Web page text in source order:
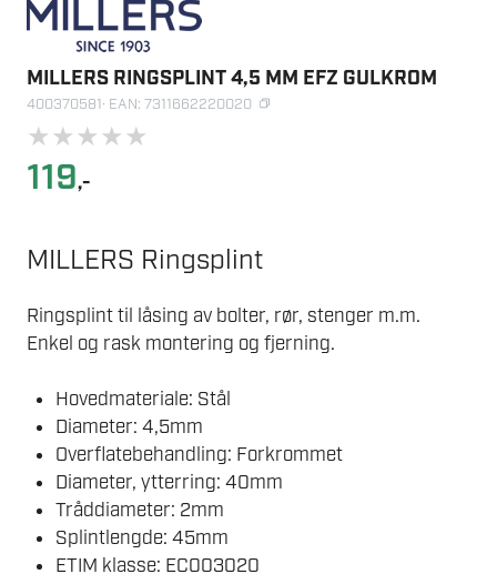
MILLERS RINGSPLINT 4,5 MM EFZ GULKROM
400370581· EAN: 7311662220020
★★★★★
119,-
MILLERS Ringsplint
Ringsplint til låsing av bolter, rør, stenger m.m.
Enkel og rask montering og fjerning.
Hovedmateriale: Stål
Diameter: 4,5mm
Overflatebehandling: Forkrommet
Diameter, ytterring: 40mm
Tråddiameter: 2mm
Splintlengde: 45mm
ETIM klasse: EC003020